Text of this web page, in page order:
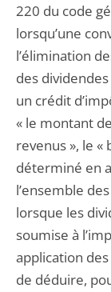
220 du code
lorsqu’une
l’élimination
des
un crédit
« le montant
revenus », le
déterminé en
l’ensemble
lorsque les
soumise à
application
de déduire,